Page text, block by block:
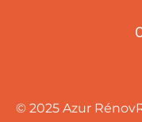
© 2025 Azur Rénov